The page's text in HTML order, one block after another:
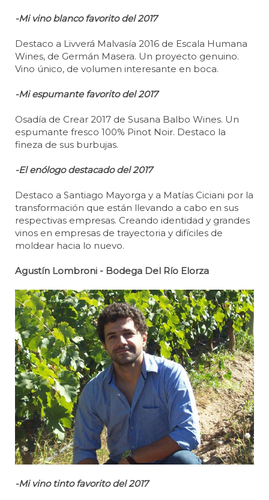
-Mi vino blanco favorito del 2017
Destaco a Livverá Malvasía 2016 de Escala Humana
Wines, de Germán Masera. Un proyecto genuino.
Vino único, de volumen interesante en boca.
-Mi espumante favorito del 2017
Osadía de Crear 2017 de Susana Balbo Wines. Un
espumante fresco 100% Pinot Noir. Destaco la
fineza de sus burbujas.
-El enólogo destacado del 2017
Destaco a Santiago Mayorga y a Matías Ciciani por la
transformación que están llevando a cabo en sus
respectivas empresas. Creando identidad y grandes
vinos en empresas de trayectoria y difíciles de
moldear hacia lo nuevo.
Agustín Lombroni - Bodega Del Río Elorza
-Mi vino tinto favorito del 2017